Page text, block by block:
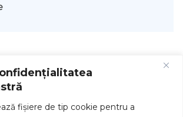
fişiere de tip cookie pentru a